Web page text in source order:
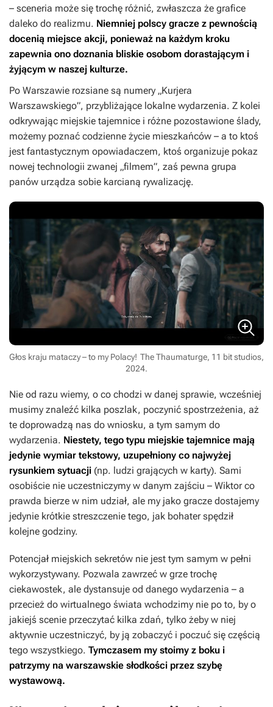
– sceneria może się trochę różnić, zwłaszcza że grafice
daleko do realizmu. Niemniej polscy gracze z pewnością
docenią miejsce akcji, ponieważ na każdym kroku
zapewnia ono doznania bliskie osobom dorastającym i
żyjącym w naszej kulturze.
Po Warszawie rozsiane są numery „Kurjera
Warszawskiego”, przybliżające lokalne wydarzenia. Z kolei
odkrywając miejskie tajemnice i różne pozostawione ślady,
możemy poznać codzienne życie mieszkańców – a to ktoś
jest fantastycznym opowiadaczem, ktoś organizuje pokaz
nowej technologii zwanej „filmem”, zaś pewna grupa
panów urządza sobie karcianą rywalizację.
Głos kraju mataczy – to my Polacy! The Thaumaturge, 11 bit studios,
2024.
Nie od razu wiemy, o co chodzi w danej sprawie, wcześniej
musimy znaleźć kilka poszlak, poczynić spostrzeżenia, aż
te doprowadzą nas do wniosku, a tym samym do
wydarzenia. Niestety, tego typu miejskie tajemnice mają
jedynie wymiar tekstowy, uzupełniony co najwyżej
rysunkiem sytuacji (np. ludzi grających w karty). Sami
osobiście nie uczestniczymy w danym zajściu – Wiktor co
prawda bierze w nim udział, ale my jako gracze dostajemy
jedynie krótkie streszczenie tego, jak bohater spędził
kolejne godziny.
Potencjał miejskich sekretów nie jest tym samym w pełni
wykorzystywany. Pozwala zawrzeć w grze trochę
ciekawostek, ale dystansuje od danego wydarzenia – a
przecież do wirtualnego świata wchodzimy nie po to, by o
jakiejś scenie przeczytać kilka zdań, tylko żeby w niej
aktywnie uczestniczyć, by ją zobaczyć i poczuć się częścią
tego wszystkiego. Tymczasem my stoimy z boku i
patrzymy na warszawskie słodkości przez szybę
wystawową.